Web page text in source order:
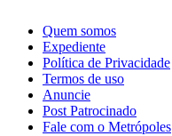
Quem somos
Expediente
Política de Privacidade
Termos de uso
Anuncie
Post Patrocinado
Fale com o Metrópoles